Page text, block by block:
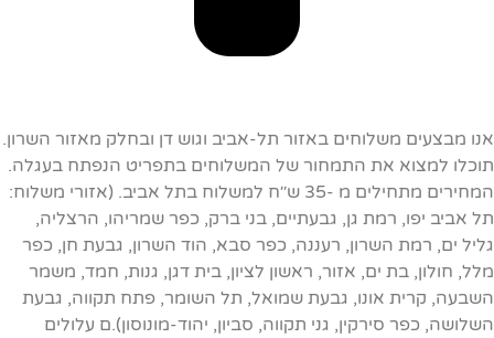
אנו מבצעים משלוחים באזור תל-אביב וגוש דן ובחלק מאזור השרון.
תוכלו למצוא את התמחור של המשלוחים בתפריט הנפתח בעגלה.
המחירים מתחילים מ -35 ש׳׳ח למשלוח בתל אביב. (אזורי משלוח:
תל אביב יפו, רמת גן, גבעתיים, בני ברק, כפר שמריהו, הרצליה,
גליל ים, רמת השרון, רעננה, כפר סבא, הוד השרון, גבעת חן, כפר
מלל, חולון, בת ים, אזור, ראשון לציון, בית דגן, גנות, חמד, משמר
השבעה, קרית אונו, גבעת שמואל, תל השומר, פתח תקווה, גבעת
השלושה, כפר סירקין, גני תקווה, סביון, יהוד-מונוסון).ם עלולים